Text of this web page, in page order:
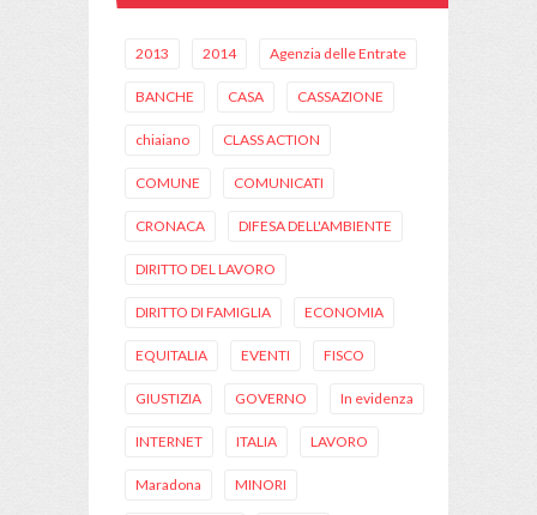
2013 2014 Agenzia delle Entrate
BANCHE CASA CASSAZIONE
chiaiano CLASS ACTION
COMUNE COMUNICATI
CRONACA DIFESA DELL'AMBIENTE
DIRITTO DEL LAVORO
DIRITTO DI FAMIGLIA ECONOMIA
EQUITALIA EVENTI FISCO
GIUSTIZIA GOVERNO In evidenza
INTERNET ITALIA LAVORO
Maradona MINORI